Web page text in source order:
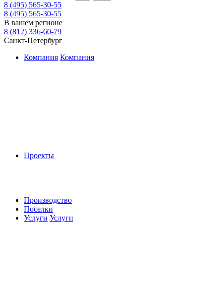
8 (495) 565-30-55
8 (495) 565-30-55
В вашем регионе
8 (812) 336-60-79
Санкт-Петербург
Компания Компания
Проекты
Производство
Поселки
Услуги Услуги